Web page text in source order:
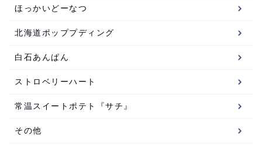
ほっかいどーなつ
北海道ポッププディング
白石あんぱん
ストロベリーハート
常温スイートポテト『サチ』
その他